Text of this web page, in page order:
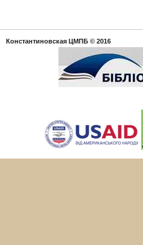
Константиновская ЦМПБ © 2016